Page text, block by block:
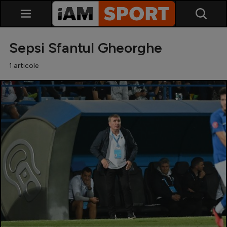
SuperLiga
Liga 2
Cupa României
Echipa Națională
U21
Sepsi Sfantul Gheorghe
1 articole